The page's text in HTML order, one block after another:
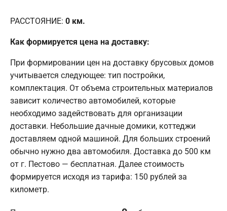
РАССТОЯНИЕ: 0 км.
Как формируется цена на доставку:
При формировании цен на доставку брусовых домов
учитывается следующее: тип постройки,
комплектация. От объема строительных материалов
зависит количество автомобилей, которые
необходимо задействовать для организации
доставки. Небольшие дачные домики, коттеджи
доставляем одной машиной. Для больших строений
обычно нужно два автомобиля. Доставка до 500 км
от г. Пестово — бесплатная. Далее стоимость
формируется исходя из тарифа: 150 рублей за
километр.